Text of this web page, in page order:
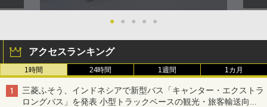
● ● ● ● ●
アクセスランキング
1時間 24時間 1週間 1カ月
三菱ふそう、インドネシアで新型バス「キャンター・エクストラ
ロングバス」を発表 小型トラックベースの観光・旅客輸送向け